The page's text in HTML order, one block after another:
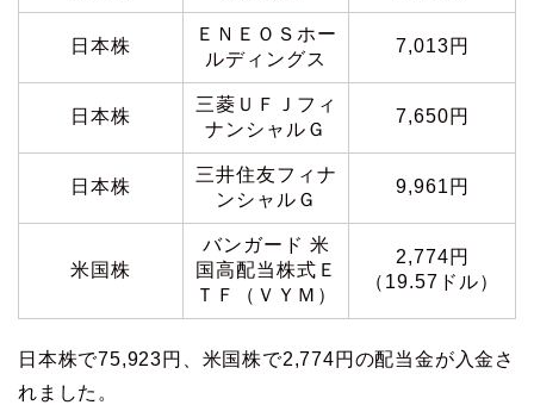
日本株
ＥＮＥＯＳホー
ルディングス
7,013円
日本株
三菱ＵＦＪフィ
ナンシャルＧ
7,650円
日本株
三井住友フィナ
ンシャルＧ
9,961円
米国株
バンガード 米
国高配当株式Ｅ
ＴＦ（ＶＹＭ）
2,774円
（19.57ドル）
日本株で75,923円、米国株で2,774円の配当金が入金さ
れました。